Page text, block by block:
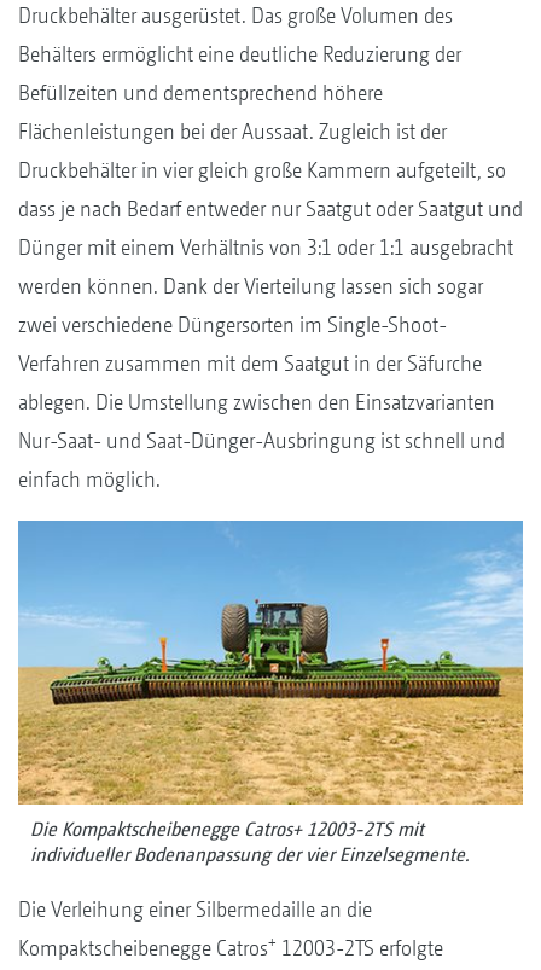
Druckbehälter ausgerüstet. Das große Volumen des
Behälters ermöglicht eine deutliche Reduzierung der
Befüllzeiten und dementsprechend höhere
Flächenleistungen bei der Aussaat. Zugleich ist der
Druckbehälter in vier gleich große Kammern aufgeteilt, so
dass je nach Bedarf entweder nur Saatgut oder Saatgut und
Dünger mit einem Verhältnis von 3:1 oder 1:1 ausgebracht
werden können. Dank der Vierteilung lassen sich sogar
zwei verschiedene Düngersorten im Single-Shoot-
Verfahren zusammen mit dem Saatgut in der Säfurche
ablegen. Die Umstellung zwischen den Einsatzvarianten
Nur-Saat- und Saat-Dünger-Ausbringung ist schnell und
einfach möglich.
Die Kompaktscheibenegge Catros+ 12003-2TS mit
individueller Bodenanpassung der vier Einzelsegmente.
Die Verleihung einer Silbermedaille an die
Kompaktscheibenegge Catros+ 12003-2TS erfolgte